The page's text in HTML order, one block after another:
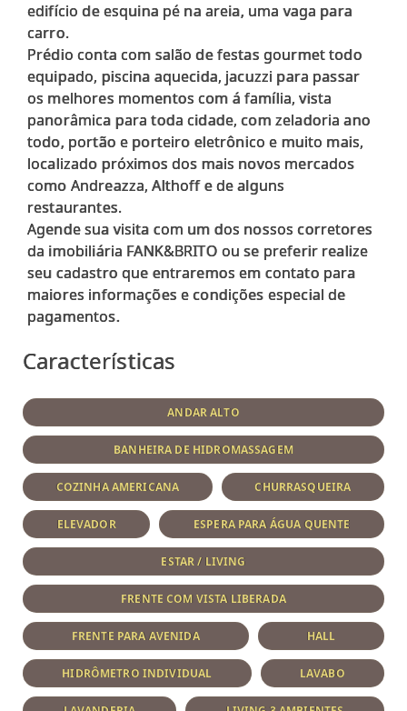
edifício de esquina pé na areia, uma vaga para
carro.
Prédio conta com salão de festas gourmet todo
equipado, piscina aquecida, jacuzzi para passar
os melhores momentos com á família, vista
panorâmica para toda cidade, com zeladoria ano
todo, portão e porteiro eletrônico e muito mais,
localizado próximos dos mais novos mercados
como Andreazza, Althoff e de alguns
restaurantes.
Agende sua visita com um dos nossos corretores
da imobiliária FANK&BRITO ou se preferir realize
seu cadastro que entraremos em contato para
maiores informações e condições especial de
pagamentos.
Características
ANDAR ALTO
BANHEIRA DE HIDROMASSAGEM
COZINHA AMERICANA CHURRASQUEIRA
ELEVADOR ESPERA PARA ÁGUA QUENTE
ESTAR / LIVING
FRENTE COM VISTA LIBERADA
FRENTE PARA AVENIDA HALL
HIDRÔMETRO INDIVIDUAL LAVABO